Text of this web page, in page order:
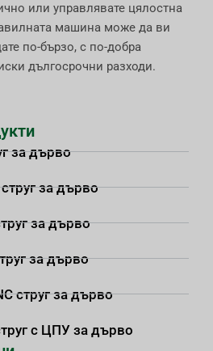
или управлявате цялостна
машина може да ви
по-бързо, с по-добра
дългосрочни разходи.
за дърво
за дърво
за дърво
за дърво
струг за дърво
с ЦПУ за дърво